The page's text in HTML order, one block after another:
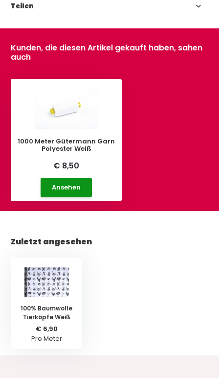
Teilen
Kunden, die diesen Artikel gekauft haben, sahen
auch
1000 Meter Gütermann Garn
Polyester Weiß
€ 8,50
Ansehen
Zuletzt angesehen
100% Baumwolle
Tierköpfe Weiß
€ 6,90
Pro Meter